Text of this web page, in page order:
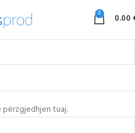
0 0.00
tuaj.